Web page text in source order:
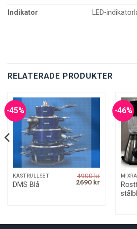
Indikator
LED-
RELATERADE PRODUKTER
-45%
KASTRULLSET
DMS Blå
4900kr
Original
2690 kr Current
-46%